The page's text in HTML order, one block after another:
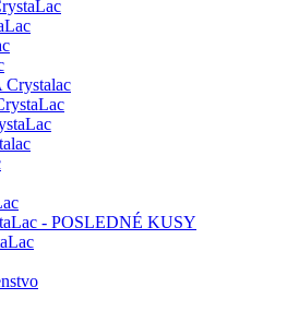
- POSLEDNÉ KUSY